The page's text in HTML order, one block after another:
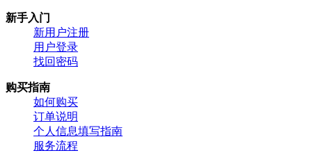
新手入门
新用户注册
用户登录
找回密码
购买指南
如何购买
订单说明
个人信息填写指南
服务流程